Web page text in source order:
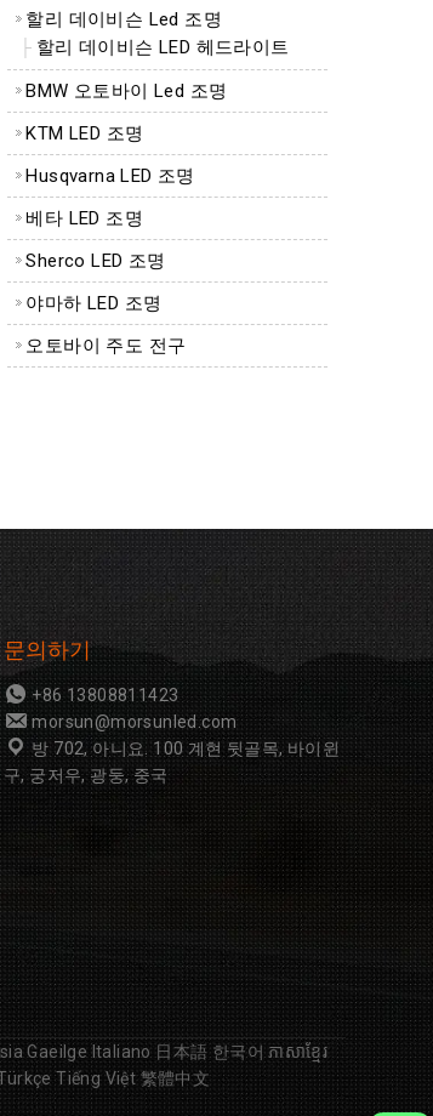
할리 데이비슨 Led 조명
할리 데이비슨 LED 헤드라이트
BMW 오토바이 Led 조명
KTM LED 조명
Husqvarna LED 조명
베타 LED 조명
Sherco LED 조명
야마하 LED 조명
오토바이 주도 전구
문의하기
+86 13808811423
morsun@morsunled.com
방 702, 아니요. 100 계현 뒷골목, 바이윈
구, 궁저우, 광둥, 중국
Gaeilge Italiano 日本語 한국어 ភាសាខ្មែរ
Tiếng Việt 繁體中文